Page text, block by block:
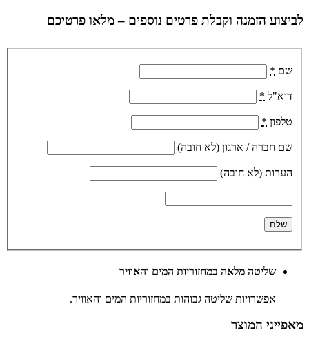
לביצוע הזמנה וקבלת פרטים נוספים – מלאו פרטיכם
שם *
דוא"ל *
טלפון *
שם חברה / ארגון (לא חובה)
הערות (לא חובה)
שליטה מלאה במחזוריות המים והאוויר
אפשרויות שליטה גבוהות במחזוריות המים והאוויר.
מאפייני המוצר